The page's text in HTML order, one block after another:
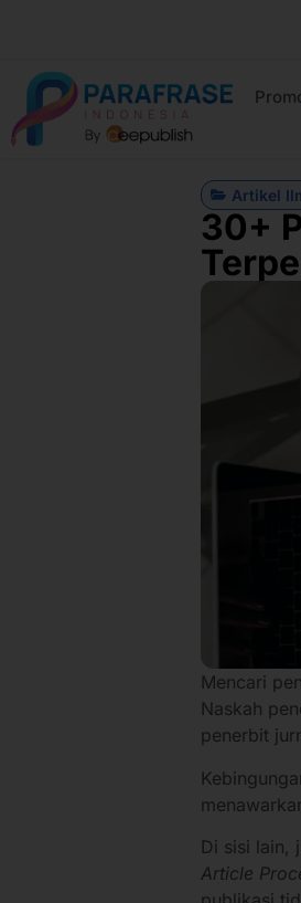
Artikel
30+
Mencari
Naskah
penerbit
Di sisi lain,
Article